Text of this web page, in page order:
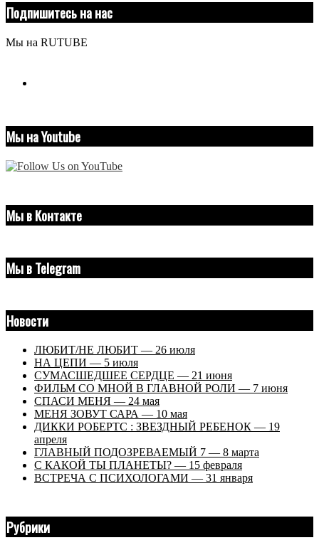
Подпишитесь на нас
Мы на RUTUBE
Мы на Youtube
Мы в Контакте
Мы в Telegram
Новости
ЛЮБИТ/НЕ ЛЮБИТ — 26 июля
НА ЦЕПИ — 5 июля
СУМАСШЕДШЕЕ СЕРДЦЕ — 21 июня
ФИЛЬМ СО МНОЙ В ГЛАВНОЙ РОЛИ — 7 июня
СПАСИ МЕНЯ — 24 мая
МЕНЯ ЗОВУТ САРА — 10 мая
ДИККИ РОБЕРТС : ЗВЕЗДНЫЙ РЕБЕНОК — 19
апреля
ГЛАВНЫЙ ПОДОЗРЕВАЕМЫЙ 7 — 8 марта
С КАКОЙ ТЫ ПЛАНЕТЫ? — 15 февраля
ВСТРЕЧА С ПСИХОЛОГАМИ — 31 января
Рубрики